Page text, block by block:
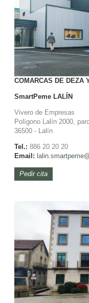
COMARCAS DE DEZA
SmartPeme LALÍN
Vivero de Empresas
Polígono Lalín 2000,
36500 - Lalín
Tel.: 886 20 20 20
Email:
Pedir cita